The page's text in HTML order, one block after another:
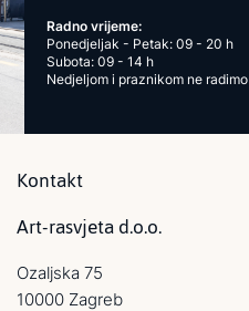
Radno vrijeme:
Ponedjeljak - Petak: 09 - 20 h
Subota: 09 - 14 h
Nedjeljom i praznikom ne radimo
Kontakt
Art-rasvjeta d.o.o.
Ozaljska 75
10000 Zagreb